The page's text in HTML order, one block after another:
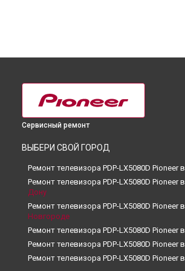
Сервисный ремонт
ВЫБЕРИ СВОЙ ГОРОД
Ремонт телевизора PDP-LX5080D Pioneer в
Ремонт телевизора PDP-LX5080D Pioneer в
Дону
Ремонт телевизора PDP-LX5080D Pioneer в
Новгороде
Ремонт телевизора PDP-LX5080D Pioneer в
Ремонт телевизора PDP-LX5080D Pioneer в
Ремонт телевизора PDP-LX5080D Pioneer в